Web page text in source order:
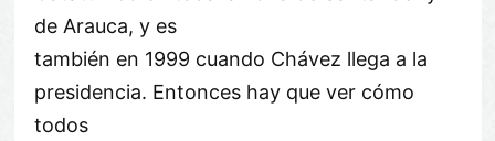
de Arauca, y es
también en 1999 cuando Chávez llega a la
presidencia. Entonces hay que ver cómo
todos